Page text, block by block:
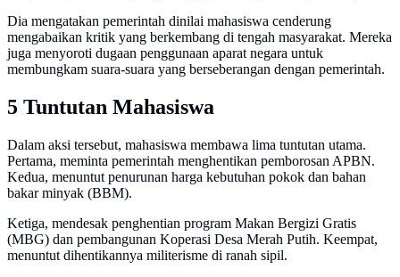
Dia mengatakan pemerintah dinilai mahasiswa cenderung
mengabaikan kritik yang berkembang di tengah masyarakat. Mereka
juga menyoroti dugaan penggunaan aparat negara untuk
membungkam suara-suara yang berseberangan dengan pemerintah.
5 Tuntutan Mahasiswa
Dalam aksi tersebut, mahasiswa membawa lima tuntutan utama.
Pertama, meminta pemerintah menghentikan pemborosan APBN.
Kedua, menuntut penurunan harga kebutuhan pokok dan bahan
bakar minyak (BBM).
Ketiga, mendesak penghentian program Makan Bergizi Gratis
(MBG) dan pembangunan Koperasi Desa Merah Putih. Keempat,
menuntut dihentikannya militerisme di ranah sipil.